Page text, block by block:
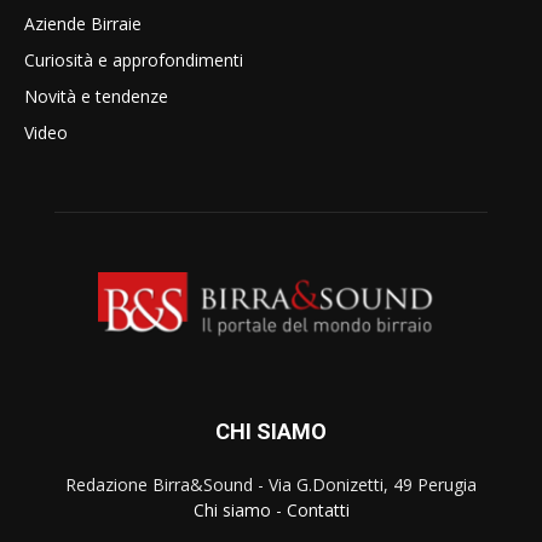
Aziende Birraie
Curiosità e approfondimenti
Novità e tendenze
Video
CHI SIAMO
Redazione Birra&Sound - Via G.Donizetti, 49 Perugia
Chi siamo - Contatti